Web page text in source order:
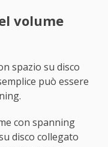
volume
spazio su disco
può essere
con spanning
disco collegato